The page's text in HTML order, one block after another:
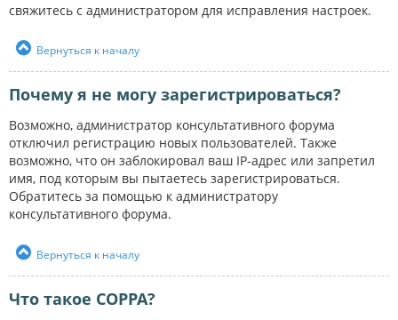
свяжитесь с администратором для исправления настроек.
Вернуться к началу
Почему я не могу зарегистрироваться?
Возможно, администратор консультативного форума
отключил регистрацию новых пользователей. Также
возможно, что он заблокировал ваш IP-адрес или запретил
имя, под которым вы пытаетесь зарегистрироваться.
Обратитесь за помощью к администратору
консультативного форума.
Вернуться к началу
Что такое COPPA?